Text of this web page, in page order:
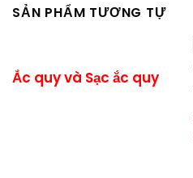
SẢN PHẨM TƯƠNG TỰ
Ắc quy và Sạc ắc quy